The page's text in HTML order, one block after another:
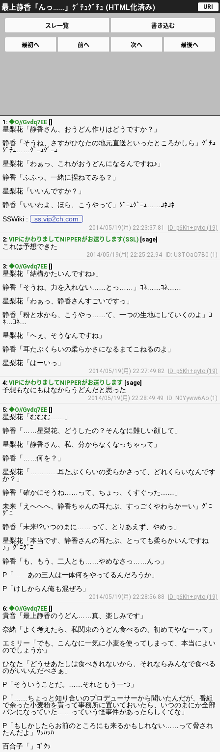
最上静香「んっ……」ｸﾞﾁｭｸﾞﾁｭ (HTML化済み) URI
スレ一覧 書き込む
最初へ 前へ 次へ 最後へ
1: ◆O//Gvdq7EE []
星梨花「静香さん、おうどん作りはどうですか？」
静香「そうね、さすがひなたの地元直送といったところかしら」ｸﾞﾁｭ
ｸﾞﾁｭ……ｸﾞﾆｭｸﾞﾆｭ
星梨花「わぁっ、これがおうどんになるんですね♪」
静香「ふふっ、一緒に捏ねてみる？」
星梨花「いいんですか？」
静香「いいわよ、ほら、こうやって」ｸﾞﾆｭｸﾞﾆｭ……ｺﾈｺﾈ
SSWiki :
ss.vip2ch.com
2014/05/19(月) 22:23:37.81
ID: p6Kh+qyto (19)
2: VIPにかわりましてNIPPERがお送りします(SSL) [sage]
これは予想できた
2014/05/19(月) 22:25:22.94
ID: U3TOaQ7B0 (1)
3: ◆O//Gvdq7EE []
星梨花「結構かたいんですね♪」
静香「そうね、力を入れない……とっ……」ｺﾈ……ｺﾈ……
星梨花「わぁっ、静香さんすごいですっ」
静香「粉と水から、こうやっ……て、一つの生地にしていくのよ」ｺ
ﾈ…ｺﾈ…
星梨花「へぇ、そうなんですね」
静香「耳たぶくらいの柔らかさになるまてこねるのよ」
星梨花「はーいっ」
2014/05/19(月) 22:27:49.82
ID: p6Kh+qyto (19)
4: VIPにかわりましてNIPPERがお送りします [sage]
予想もなにもはなからうどんだと思った
2014/05/19(月) 22:28:49.49
ID: N0Yyww6Ao (1)
5: ◆O//Gvdq7EE []
星梨花「むむむ……」
静香「……星梨花、どうしたの？そんなに難しい顔して」
星梨花「静香さん、私、分からなくなっちゃって」
静香「……何を？」
星梨花「…………耳たぶくらいの柔らかさって、どれくらいなんです
か？」
静香「確かにそうね……って、ちょっ、くすぐった……」
未来「えへへへ、静香ちゃんの耳たぶ、すっごくやわらかーい」ｸﾞﾆ
ｸﾞﾆ
静香「未来!?いつのまに……って、とりあえず、やめっ」
星梨花「本当です、静香さんの耳たぶ、とっても柔らかいんですね
♪」ｸﾞﾆｸﾞﾆ
静香「も、もう、二人とも……やめなさっ……んっ」
P「……あの三人は一体何をやってるんだろうか」
P「けしからん俺も混ぜろ」
2014/05/19(月) 22:28:56.88
ID: p6Kh+qyto (19)
6: ◆O//Gvdq7EE []
貴音「最上静香のうどん……真、楽しみです」
奈緒「よく考えたら、私関東のうどん食べるの、初めてやなーって」
エミリー「でも、こんなに一気に小麦を使ってしまって、本当によい
のでしょうか」
ひなた「どうせあたしは食べきれないから、それならみんなで食べる
のがいいんだべさぁ」
P「そういうことだ。……それともう一つ」
P「……ちょっと知り合いのプロデューサーから聞いたんだが、番組
で余った小麦粉を貰って事務所に置いておいたら、いつのまにか全部
パンになっていた……っていう怪事件があったらしくてな」
P「もしかしたらお前のところにも来るかもしれない……って脅され
たんだよ」ﾜｯﾊｯﾊ
百合子「」ｺﾞｸｯ